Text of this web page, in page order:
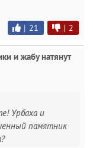
| 21 | 2
и жабу натянут
Урбаха и
памятник